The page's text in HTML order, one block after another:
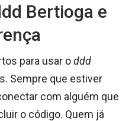
Bertioga e
para usar oddd
Sempre que estiver
com alguém que
o código. Quem já